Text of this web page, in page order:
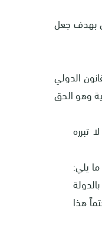
بهدف جعل
الدولي
وهو الحق
تبرره
على ما يلي:
هذا